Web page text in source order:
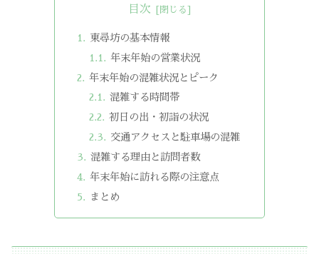
目次
東尋坊の基本情報
年末年始の営業状況
年末年始の混雑状況とピーク
混雑する時間帯
初日の出・初詣の状況
交通アクセスと駐車場の混雑
混雑する理由と訪問者数
年末年始に訪れる際の注意点
まとめ